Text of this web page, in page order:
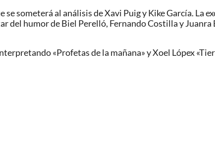
se someterá al análisisdeXavi PuigyKike García. La
del humor de Biel Perelló, Fernando Costilla y
«Profetas de la mañana» y Xoel Lópex